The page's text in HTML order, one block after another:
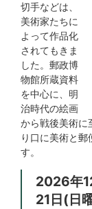
切手などは、
美術家たちに
よって作品化
されてもきま
した。郵政博
物館所蔵資料
を中心に、明
治時代の絵画
から戦後美術に
り口に美術と
す。
2026年
21日(日